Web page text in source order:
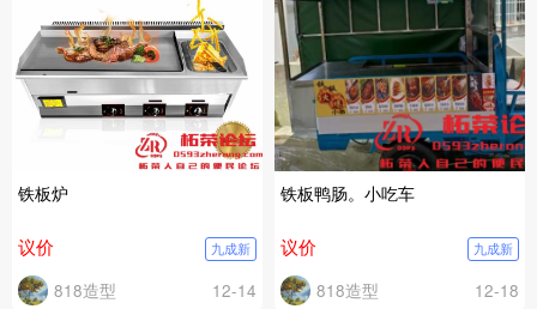
铁板炉
议价 九成新
818造型 12-14
铁板鸭肠。小吃车
议价 九成新
818造型 12-18